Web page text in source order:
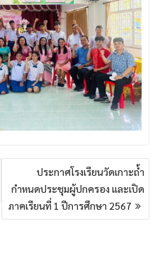
ประกาศโรงเรียนวัดเกาะถ้ำ
กำหนดประชุมผู้ปกครอง และเปิด
ภาคเรียนที่ 1 ปีการศึกษา 2567